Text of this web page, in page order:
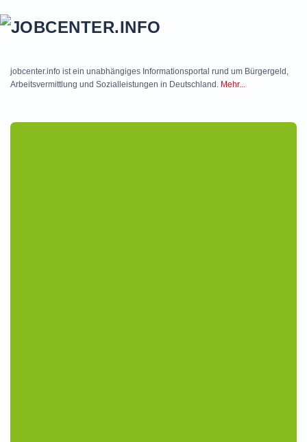
jobcenter.info ist ein unabhängiges Informationsportal rund um Bürgergeld,
Arbeitsvermittlung und Sozialleistungen in Deutschland. Mehr...